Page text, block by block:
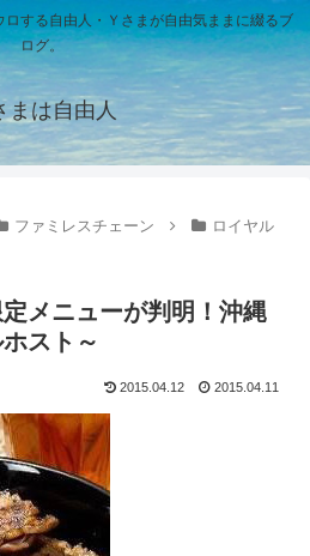
する自由人・Ｙさまが自由気ままに綴るブ
ログ。
まは自由人
ファミレスチェーン
ロイヤル
メニューが判明！沖縄
スト～
2015.04.12 2015.04.11